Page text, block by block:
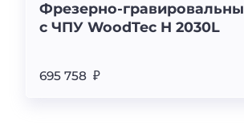
Фрезерно-
с ЧПУ WoodTec H 2030L
695 758 ₽